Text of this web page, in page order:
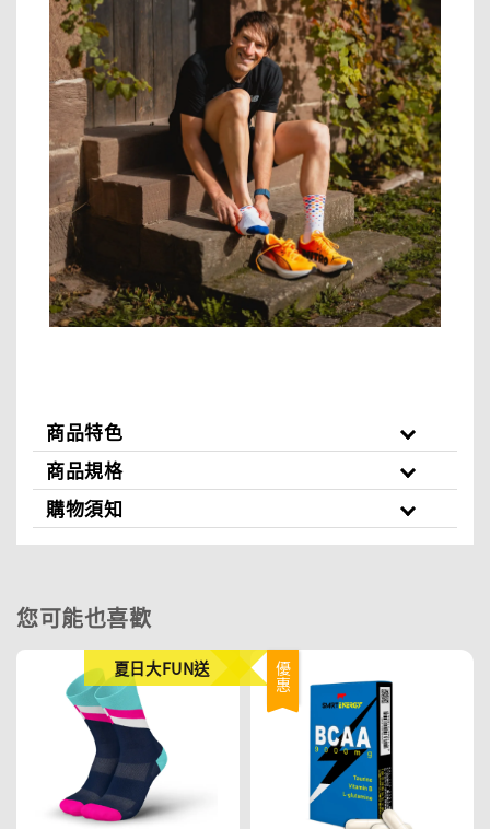
商品特色
商品規格
購物須知
您可能也喜歡
夏日大FUN送 優惠